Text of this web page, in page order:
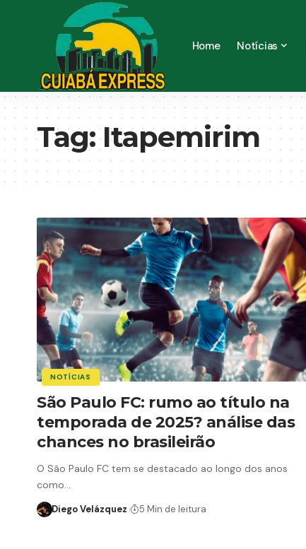
Home Notícias
Tag:Itapemirim
NOTÍCIAS
São Paulo FC: rumo ao título na
temporada de 2025? análise das
chances no brasileirão
O São Paulo FC tem se destacado ao longo dos anos
como…
Diego Velázquez 5 Min de leitura